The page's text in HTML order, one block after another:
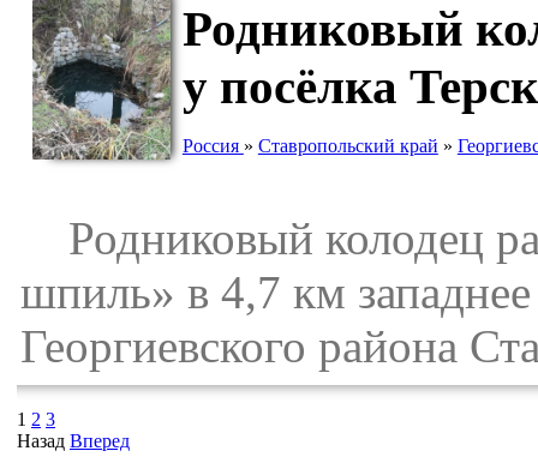
Родниковый
у посёлка
Россия » Ставропольский край »
Родниковый колодец
шпиль» в 4,7 км западнее
Георгиевского района
1 2 3
Назад Вперед